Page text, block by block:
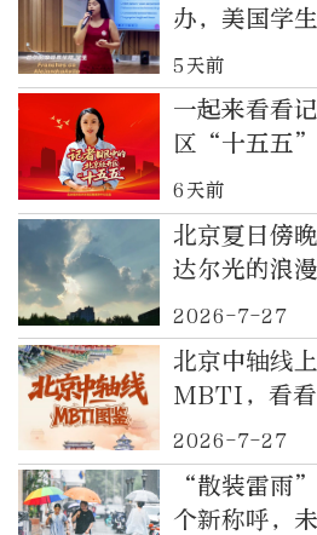
办，美国学
的想法
5天前
一起来看看
区“十五五”
6天前
北京夏日傍
达尔光的浪漫
2026-7-27
北京中轴线
MBTI，看
2026-7-27
“散装雷雨
个新称呼，